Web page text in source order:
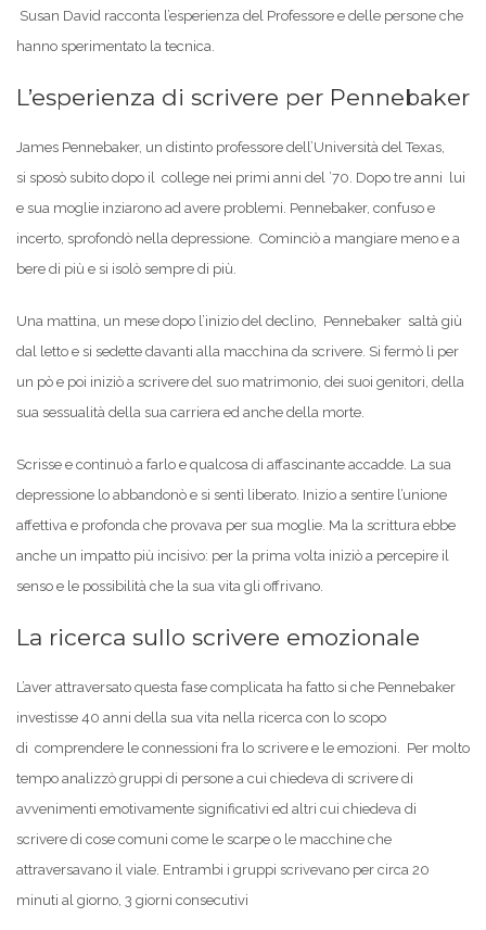
Susan David racconta l’esperienza del Professore e delle persone che
hanno sperimentato la tecnica.
L’esperienza di scrivere per Pennebaker
James Pennebaker, un distinto professore dell’Università del Texas,
si sposò subito dopo il college nei primi anni del ’70. Dopo tre anni lui
e sua moglie inziarono ad avere problemi. Pennebaker, confuso e
incerto, sprofondò nella depressione. Cominciò a mangiare meno e a
bere di più e si isolò sempre di più.
Una mattina, un mese dopo l’inizio del declino, Pennebaker saltà giù
dal letto e si sedette davanti alla macchina da scrivere. Si fermò lì per
un pò e poi iniziò a scrivere del suo matrimonio, dei suoi genitori, della
sua sessualità della sua carriera ed anche della morte.
Scrisse e continuò a farlo e qualcosa di affascinante accadde. La sua
depressione lo abbandonò e si sentì liberato. Inizio a sentire l’unione
affettiva e profonda che provava per sua moglie. Ma la scrittura ebbe
anche un impatto più incisivo: per la prima volta iniziò a percepire il
senso e le possibilità che la sua vita gli offrivano.
La ricerca sullo scrivere emozionale
L’aver attraversato questa fase complicata ha fatto si che Pennebaker
investisse 40 anni della sua vita nella ricerca con lo scopo
di comprendere le connessioni fra lo scrivere e le emozioni. Per molto
tempo analizzò gruppi di persone a cui chiedeva di scrivere di
avvenimenti emotivamente significativi ed altri cui chiedeva di
scrivere di cose comuni come le scarpe o le macchine che
attraversavano il viale. Entrambi i gruppi scrivevano per circa 20
minuti al giorno, 3 giorni consecutivi